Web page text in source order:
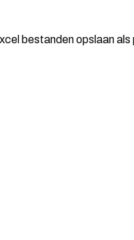
bestanden opslaan als